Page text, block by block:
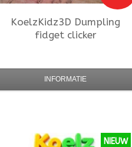
KoelzKidz3D Dumpling
fidget clicker
INFORMATIE
NIEUW